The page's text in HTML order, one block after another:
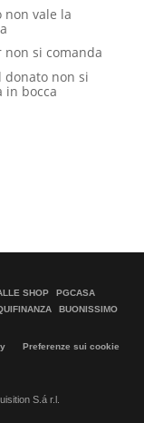
non vale la
non si comanda
donato non si
in bocca
SHOP
PGCASA
BUONISSIMO
Preferenze sui cookie
S.á r.l.